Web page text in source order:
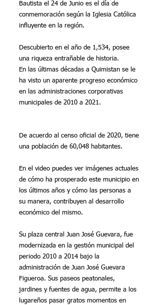
Bautista el 24 de Junio es el día de
conmemoración según la Iglesia Católica
influyente en la región.
Descubierto en el año de 1,534, posee
una riqueza entrañable de historia.
En las últimas décadas a Quimistan se le
ha visto un aparente progreso económico
en las administraciones corporativas
municipales de 2010 a 2021.
De acuerdo al censo oficial de 2020, tiene
una población de 60,048 habitantes.
En el video puedes ver imágenes actuales
de cómo ha prosperado este municipio en
los últimos años y cómo las personas a
su manera, contribuyen al desarrollo
económico del mismo.
Su plaza central Juan José Guevara, fue
modernizada en la gestión municipal del
periodo 2010 a 2014 bajo la
administración de Juan José Guevara
Figueroa. Sus paseos peatonales,
jardines y fuentes de agua, permite a los
lugareños pasar gratos momentos en